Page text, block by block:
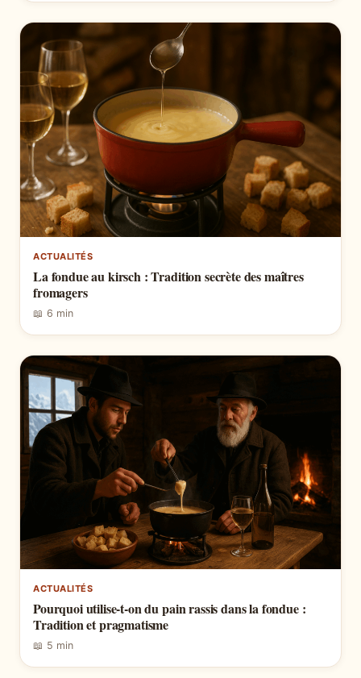
ACTUALITÉS
La fondue au kirsch : Tradition secrète des maîtres
fromagers
📖 6 min
ACTUALITÉS
Pourquoi utilise-t-on du pain rassis dans la fondue :
Tradition et pragmatisme
📖 5 min